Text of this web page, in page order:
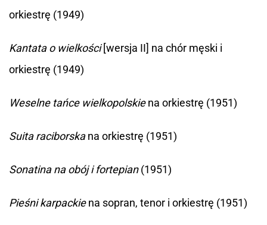
orkiestrę (1949)
Kantata o wielkości[wersja II] na chór męski i
orkiestrę (1949)
Weselne tańce wielkopolskiena orkiestrę (1951)
Suita raciborskana orkiestrę (1951)
Sonatina na obój i fortepian(1951)
Pieśni karpackiena sopran, tenor i orkiestrę (1951)